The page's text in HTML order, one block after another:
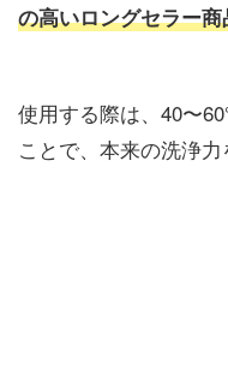
の高いロングセラー商
使用する際は、40〜
ことで、本来の洗浄力